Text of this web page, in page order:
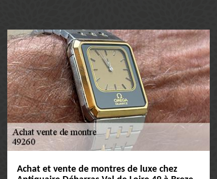
Achat et vente de montres de luxe chez